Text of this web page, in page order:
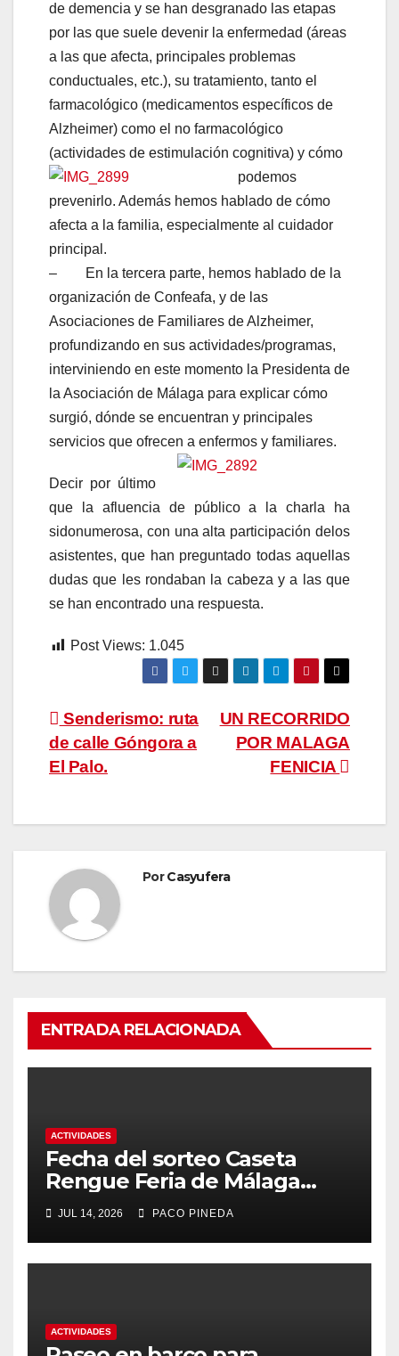
de demencia y se han desgranado las etapas
por las que suele devenir la enfermedad (áreas
a las que afecta, principales problemas
conductuales, etc.), su tratamiento, tanto el
farmacológico (medicamentos específicos de
Alzheimer) como el no farmacológico
(actividades de estimulación cognitiva) y cómo
podemos
prevenirlo. Además hemos hablado de cómo
afecta a la familia, especialmente al cuidador
principal.
– En la tercera parte, hemos hablado de la
organización de Confeafa, y de las
Asociaciones de Familiares de Alzheimer,
profundizando en sus actividades/programas,
interviniendo en este momento la Presidenta de
la Asociación de Málaga para explicar cómo
surgió, dónde se encuentran y principales
servicios que ofrecen a enfermos y familiares.
Decir por último
que la afluencia de público a la charla ha
sidonumerosa, con una alta participación delos
asistentes, que han preguntado todas aquellas
dudas que les rondaban la cabeza y a las que
se han encontrado una respuesta.
Post Views: 1.045
Navegación
de
UN RECORRIDO
POR MALAGA
FENICIA
Senderismo: ruta
de calle Góngora a
El Palo.
PorCasyufera
ENTRADA RELACIONADA
ACTIVIDADES
Fecha del sorteo Caseta
Rengue Feria de Málaga
2026
JUL 14, 2026 PACO PINEDA
ACTIVIDADES